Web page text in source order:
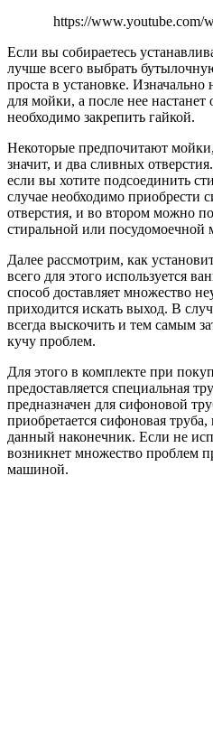
https://www.youtube.com/
Если вы собираетесь
лучше всего выбрать
проста в установке.
для мойки, а после нее настанет
необходимо закрепить гайкой.
Некоторые предпочитают
значит, и два сливных
если вы хотите подсоединить
случае необходимо приобрести
отверстия, и во втором можно
стиральной или
Далее рассмотрим, как
всего для этого используется
способ доставляет множество
приходится искать выход. В
всегда выскочить и тем самым
кучу проблем.
Для этого в комплекте при
предоставляется специальная
предназначен для сифоновой
приобретается сифоновая
данный наконечник. Если не
возникнет множество проблем
машиной.